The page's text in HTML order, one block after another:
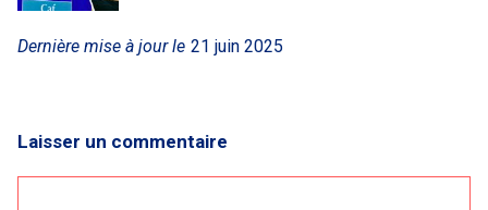
Dernière mise à jour le 21 juin 2025
Laisser un commentaire